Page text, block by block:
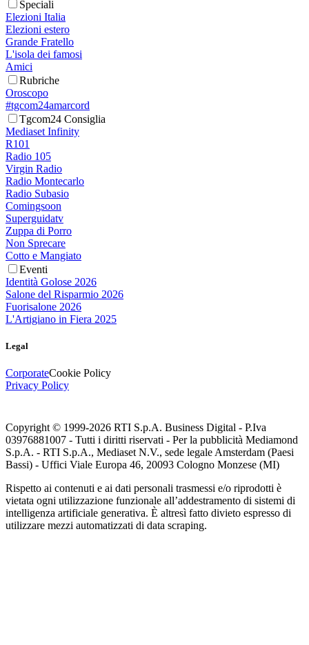
Speciali
Elezioni Italia
Elezioni estero
Grande Fratello
L'isola dei famosi
Amici
Rubriche
Oroscopo
#tgcom24amarcord
Tgcom24 Consiglia
Mediaset Infinity
R101
Radio 105
Virgin Radio
Radio Montecarlo
Radio Subasio
Comingsoon
Superguidatv
Zuppa di Porro
Non Sprecare
Cotto e Mangiato
Eventi
Identità Golose 2026
Salone del Risparmio 2026
Fuorisalone 2026
L'Artigiano in Fiera 2025
Legal
CorporateCookie Policy
Privacy Policy
Copyright © 1999-2026 RTI S.p.A. Business Digital - P.Iva
03976881007 - Tutti i diritti riservati - Per la pubblicità Mediamond
S.p.A. - RTI S.p.A., Mediaset N.V., sede legale Amsterdam (Paesi
Bassi) - Uffici Viale Europa 46, 20093 Cologno Monzese (MI)
Rispetto ai contenuti e ai dati personali trasmessi e/o riprodotti è
vietata ogni utilizzazione funzionale all’addestramento di sistemi di
intelligenza artificiale generativa. È altresì fatto divieto espresso di
utilizzare mezzi automatizzati di data scraping.